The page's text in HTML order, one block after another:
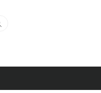
Search